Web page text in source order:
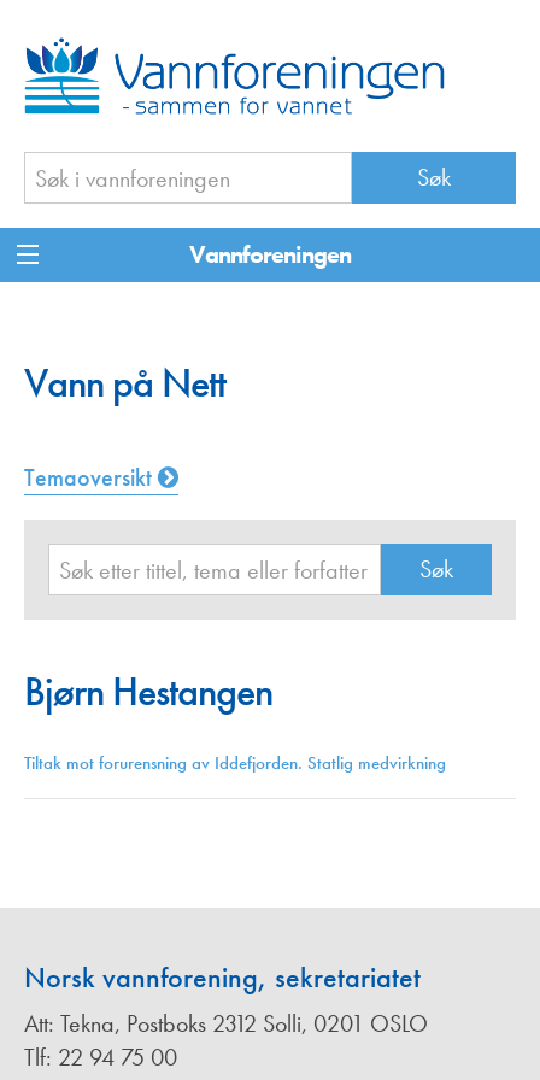
Vannforeningen
Vann på Nett
Temaoversikt
Bjørn Hestangen
Tiltak mot forurensning av Iddefjorden. Statlig medvirkning
Norsk vannforening, sekretariatet
Att: Tekna, Postboks 2312 Solli, 0201 OSLO
Tlf: 22 94 75 00